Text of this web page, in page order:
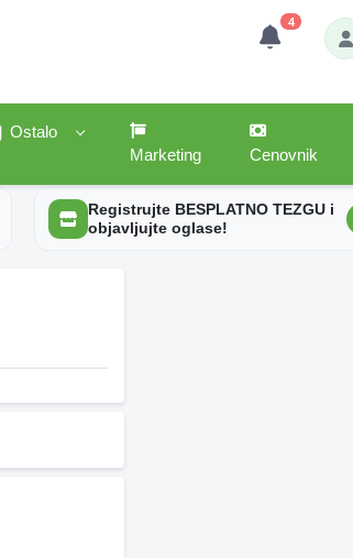
4
Ostalo
Marketing
Cenovnik
Registrujte BESPLATNO TEZGU i
objavljujte oglase!